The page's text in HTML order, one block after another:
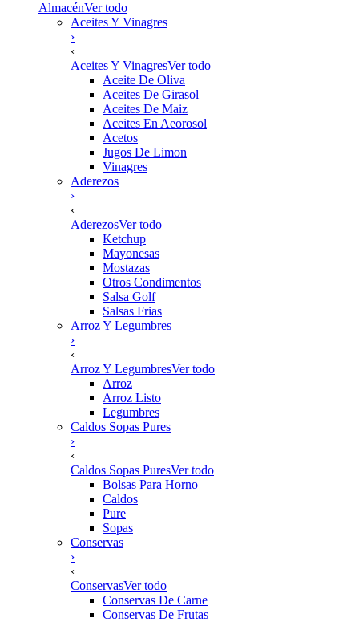
AlmacénVer todo
Aceites Y Vinagres
›
‹
Aceites Y VinagresVer todo
Aceite De Oliva
Aceites De Girasol
Aceites De Maiz
Aceites En Aeorosol
Acetos
Jugos De Limon
Vinagres
Aderezos
›
‹
AderezosVer todo
Ketchup
Mayonesas
Mostazas
Otros Condimentos
Salsa Golf
Salsas Frias
Arroz Y Legumbres
›
‹
Arroz Y LegumbresVer todo
Arroz
Arroz Listo
Legumbres
Caldos Sopas Pures
›
‹
Caldos Sopas PuresVer todo
Bolsas Para Horno
Caldos
Pure
Sopas
Conservas
›
‹
ConservasVer todo
Conservas De Carne
Conservas De Frutas